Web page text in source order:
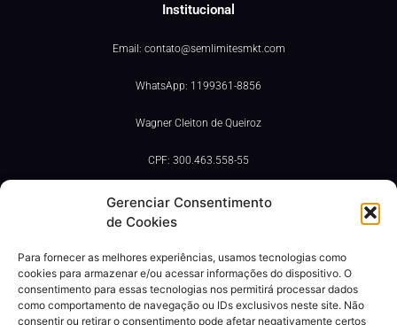
Gerenciar Consentimento
de Cookies
Para fornecer as melhores experiências, usamos tecnologias como
cookies para armazenar e/ou acessar informações do dispositivo. O
consentimento para essas tecnologias nos permitirá processar dados
como comportamento de navegação ou IDs exclusivos neste site. Não
consentir ou retirar o consentimento pode afetar negativamente certos
Institucional
Email: contato@semlimitesmkt.com
WhatsApp: 1199361-8856
Wagner Cleiton de Queiroz
CPF: 300.463.558-55